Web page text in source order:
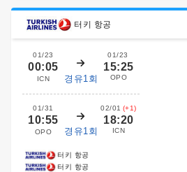
터키 항공
01/23
00:05
ICN 경유1회
01/23
15:25
OPO
01/31
10:55
OPO 경유1회
02/01 (+1)
18:20
ICN
터키 항공
터키 항공